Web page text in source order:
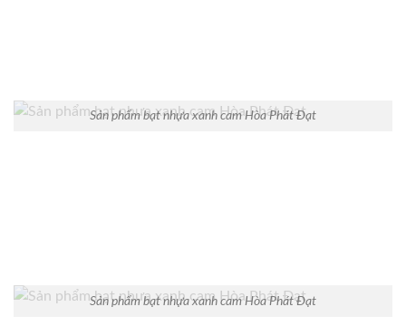
Sản phẩm bạt nhựa xanh cam Hòa Phát Đạt
Sản phẩm bạt nhựa xanh cam Hòa Phát Đạt